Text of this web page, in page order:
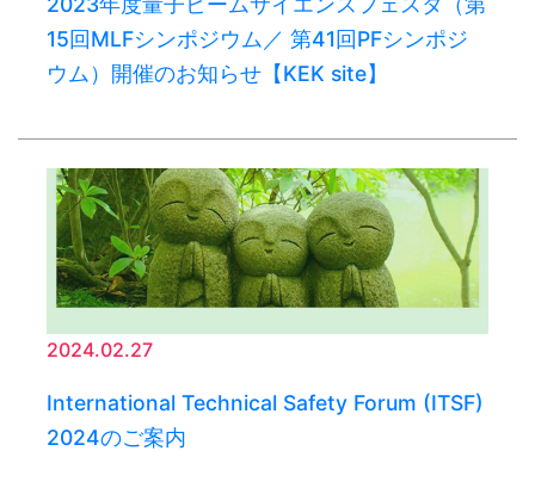
15回MLFシンポジウム／ 第41回PFシンポジ
ウム）開催のお知らせ【KEK site】
2024.02.27
International Technical Safety Forum (ITSF)
2024のご案内